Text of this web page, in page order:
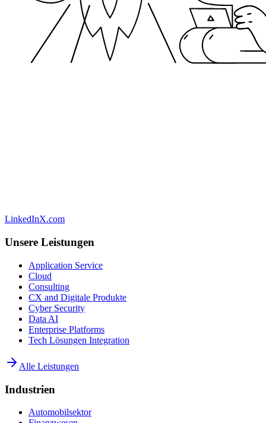
LinkedInX.com
Unsere Leistungen
Application Service
Cloud
Consulting
CX and Digitale Produkte
Cyber Security
Data AI
Enterprise Platforms
Tech Lösungen Integration
Alle Leistungen
Industrien
Automobilsektor